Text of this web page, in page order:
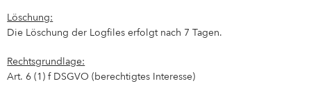
Löschung:
Die Löschung der Logfiles erfolgt nach 7 Tagen.
Rechtsgrundlage:
Art. 6 (1) f DSGVO (berechtigtes Interesse)